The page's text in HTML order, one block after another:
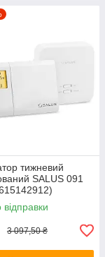
тижневий
SALUS 091
3 097,50 ₴